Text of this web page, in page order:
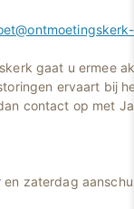
gaat u ermee
ervaart bij
contact op met
zaterdag